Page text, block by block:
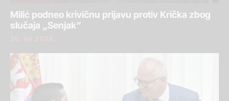
Milić podneo krivičnu prijavu protiv Krička zbog
slučaja „Senjak“
30. jul 2026.